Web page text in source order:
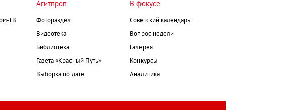
ТВ
Агитпроп
Фотораздел
Видеотека
Библиотека
Газета «Красный Путь»
Выборка по дате
В фокусе
Советский календарь
Вопрос недели
Галерея
Конкурсы
Аналитика